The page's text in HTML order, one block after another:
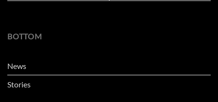
BOTTOM
News
Stories